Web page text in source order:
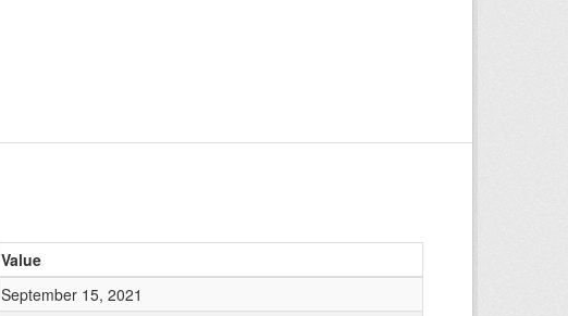
Value
September 15, 2021